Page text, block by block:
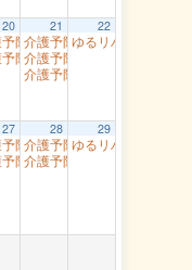
曜
かセンター）9:30 AM
富桑10:00 AM
浦富10:00 AM
総合センター（水）
吉岡10:00 AM
文化センター
らく教室 醇風
20
予防智頭 土師10:00 AM
防智頭 山郷
21
介護予防岩美 岩井
介護予防岩美（大岩）
介護予防智頭 那岐
22
ゆるリハ体操 （
曜
かセンター）9:30 AM
浦富10:00 AM
総合センター（水）
吉岡
文化センター
らく教室 醇風
山形
27
予防智頭 富沢2:00 PM
防智頭 芦津
28
介護予防岩美 岩井
介護予防岩美（大岩）
29
ゆるリハ体操 （